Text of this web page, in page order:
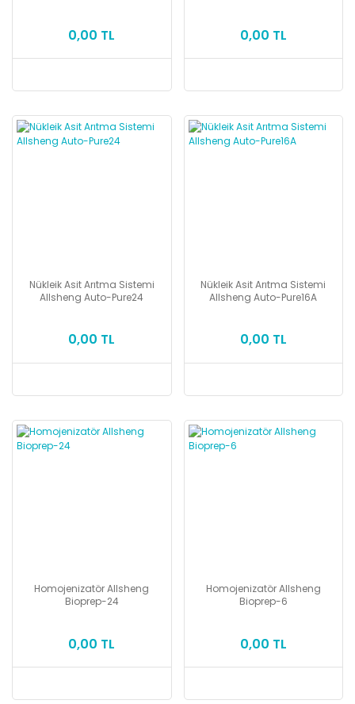
0,00 TL 0,00 TL
Nükleik Asit Arıtma Sistemi
Allsheng Auto-Pure24
0,00 TL
Nükleik Asit Arıtma Sistemi
Allsheng Auto-Pure16A
0,00 TL
Homojenizatör Allsheng
Bioprep-24
0,00 TL
Homojenizatör Allsheng
Bioprep-6
0,00 TL